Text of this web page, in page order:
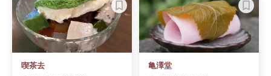
喫茶去 亀澤堂